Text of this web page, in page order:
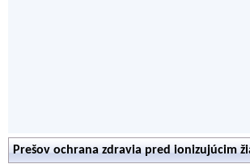
Prešov ochrana zdravia pred ionizujúcim